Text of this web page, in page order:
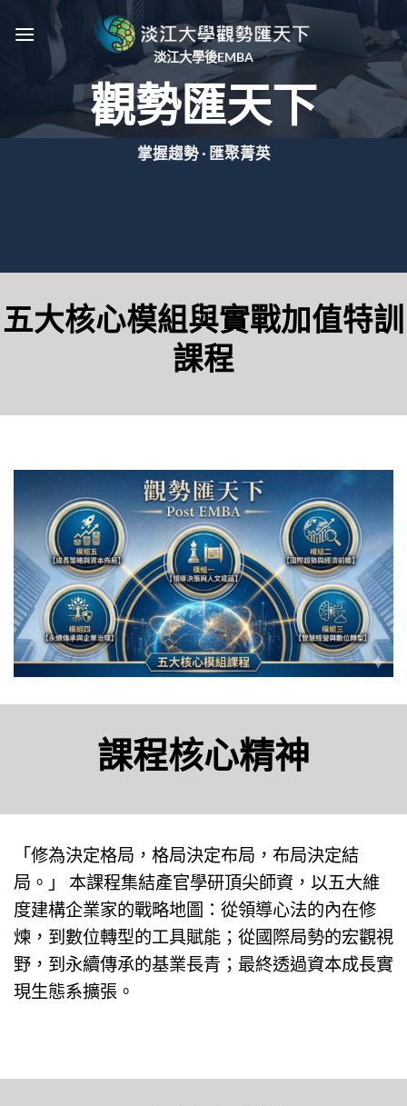
淡江大學後EMBA
觀勢匯天下
掌握趨勢 · 匯聚菁英
五大核心模組與實戰加值特訓
課程
課程核心精神
「修為決定格局，格局決定布局，布局決定結
局。」 本課程集結產官學研頂尖師資，以五大維
度建構企業家的戰略地圖：從領導心法的內在修
煉，到數位轉型的工具賦能；從國際局勢的宏觀視
野，到永續傳承的基業長青；最終透過資本成長實
現生態系擴張。